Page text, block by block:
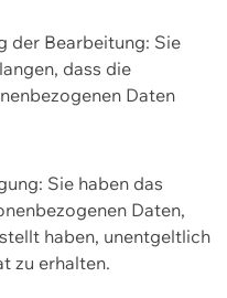
der Bearbeitung: Sie
dass die
Daten
Sie haben das
Daten,
haben, unentgeltlich
zu erhalten.